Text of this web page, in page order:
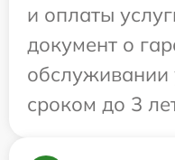
и оплаты
документ о
обслуживании
сроком до 3